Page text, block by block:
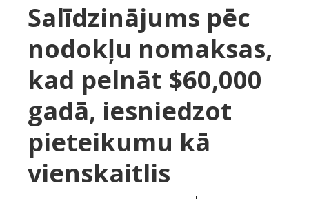
Salīdzinājums pēc
nodokļu nomaksas,
kad pelnāt $60,000
gadā, iesniedzot
pieteikumu kā
vienskaitlis